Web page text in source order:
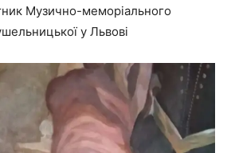
Музично-меморіального
у Львові